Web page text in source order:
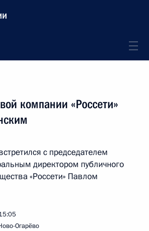
компании «Россети»
с председателем
директором публичного
«Россети» Павлом
Огарёво